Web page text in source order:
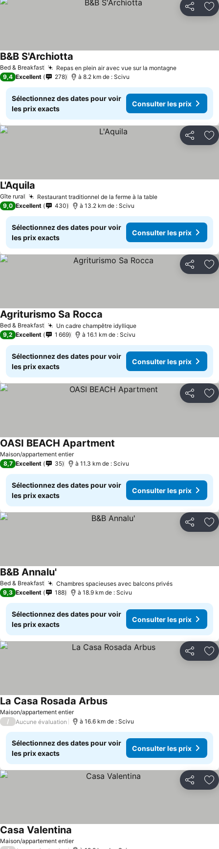
Partager
Bed & Breakfast Repas en plein air avec vue sur la montagneConsulter
B&B S'Archiotta
9,4 Excellent 278 à 8.2 km de : Scivu
Sélectionnez des dates pour voir
les prix exacts
Consulter les prix
Partager
Gîte rural Restaurant traditionnel de la ferme à la tableConsulter les
L'Aquila
9,0 Excellent 430 à 13.2 km de : Scivu
Sélectionnez des dates pour voir
les prix exacts
Consulter les prix
Partager
Bed & Breakfast Un cadre champêtre idylliqueConsulter les prix
Agriturismo Sa Rocca
9,2 Excellent 1 669 à 16.1 km de : Scivu
Sélectionnez des dates pour voir
les prix exacts
Consulter les prix
Partager
Maison/appartement entier
OASI BEACH Apartment
8,7 Excellent 35 à 11.3 km de : Scivu
Sélectionnez des dates pour voir
les prix exacts
Consulter les prix
Partager
Bed & Breakfast Chambres spacieuses avec balcons privésConsulter
B&B Annalu'
9,3 Excellent 188 à 18.9 km de : Scivu
Sélectionnez des dates pour voir
les prix exacts
Consulter les prix
Partager
Maison/appartement entier
La Casa Rosada ArbusConsulter les prix
/ Aucune évaluation à 16.6 km de : Scivu
Sélectionnez des dates pour voir
les prix exacts
Consulter les prix
Partager
Maison/appartement entier
Casa Valentina